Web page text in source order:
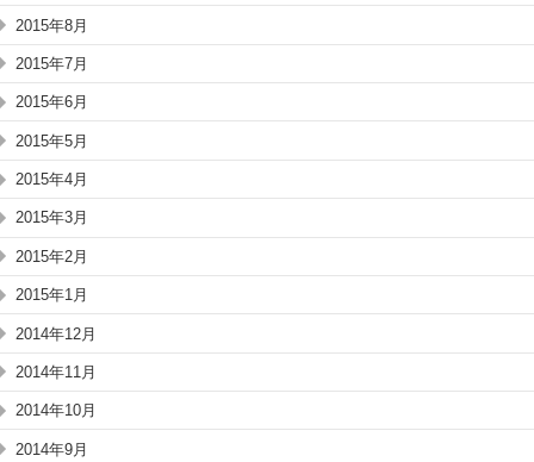
2015年8月
2015年7月
2015年6月
2015年5月
2015年4月
2015年3月
2015年2月
2015年1月
2014年12月
2014年11月
2014年10月
2014年9月